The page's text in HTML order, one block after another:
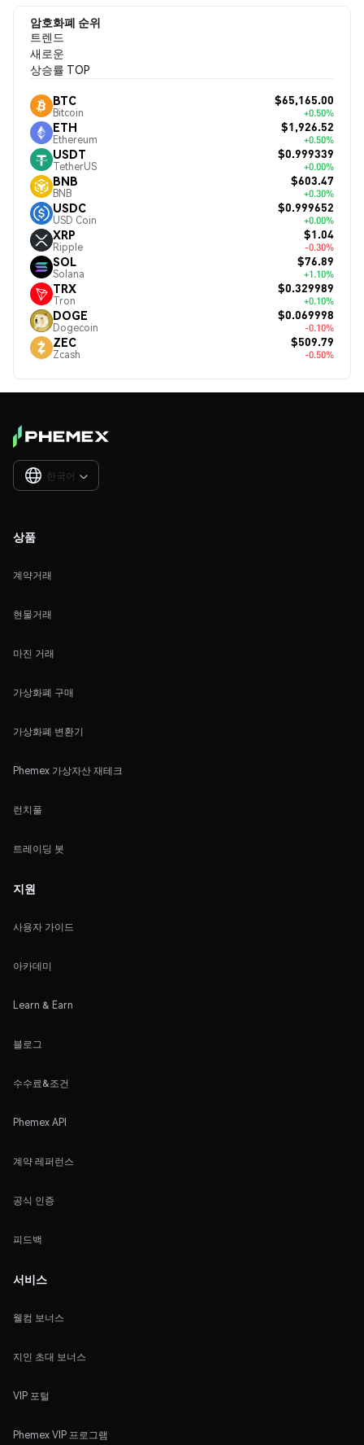
암호화폐 순위
트렌드
새로운
상승률 TOP
BTC
Bitcoin
$65,165.00
+0.50%
ETH
Ethereum
$1,926.52
+0.50%
USDT
TetherUS
$0.999339
+0.00%
BNB
BNB
$603.47
+0.30%
USDC
USD Coin
$0.999652
+0.00%
XRP
Ripple
$1.04
-0.30%
SOL
Solana
$76.89
+1.10%
TRX
Tron
$0.329989
+0.10%
DOGE
Dogecoin
$0.069998
-0.10%
ZEC
Zcash
$509.79
-0.50%
한국어 
상품
계약거래
현물거래
마진 거래
가상화폐 구매
가상화폐 변환기
Phemex 가상자산 재테크
런치풀
트레이딩 봇
지원
사용자 가이드
아카데미
Learn & Earn
블로그
수수료&조건
Phemex API
계약 레퍼런스
공식 인증
피드백
서비스
웰컴 보너스
지인 초대 보너스
VIP 포털
Phemex VIP 프로그램